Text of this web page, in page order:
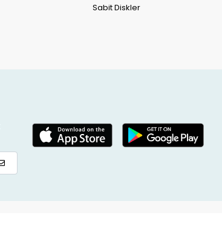
Sabit Diskler